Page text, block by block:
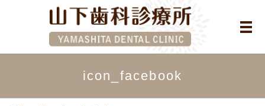
メ
icon_facebook